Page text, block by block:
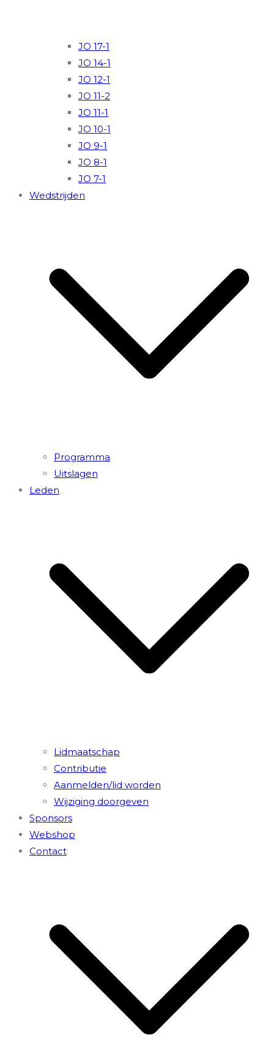
JO 17-1
JO 14-1
JO 12-1
JO 11-2
JO 11-1
JO 10-1
JO 9-1
JO 8-1
JO 7-1
Wedstrijden
Programma
Uitslagen
Leden
Lidmaatschap
Contributie
Aanmelden/lid worden
Wijziging doorgeven
Sponsors
Webshop
Contact